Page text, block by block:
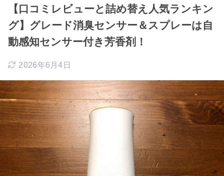
【口コミレビューと詰め替え人気ランキン
グ】グレード消臭センサー＆スプレーは自
動感知センサー付き芳香剤！
2026年6月4日